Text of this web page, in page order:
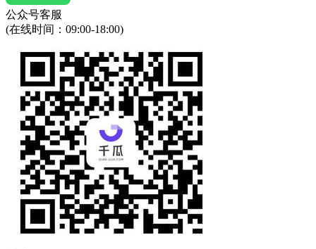
公众号客服
(在线时间： 09:00-18:00)